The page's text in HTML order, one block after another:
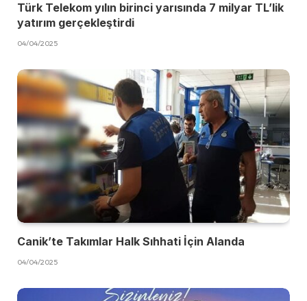
Türk Telekom yılın birinci yarısında 7 milyar TL’lik
yatırım gerçekleştirdi
04/04/2025
Canik’te Takımlar Halk Sıhhati İçin Alanda
04/04/2025